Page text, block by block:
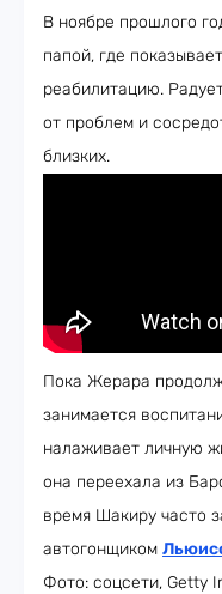
В ноябре прошлого
папой, где
реабилитацию.
от проблем и
близких.
Пока Жерара
занимается
налаживает личную
она переехала из
время Шакиру часто
автогонщиком
Фото: соцсети, Getty